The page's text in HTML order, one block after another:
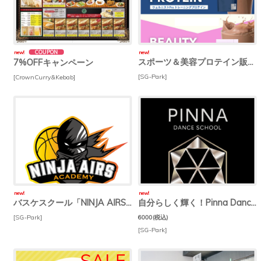
new!
7%OFFキャンペーン
[CrownCurry&Kebab]
new!
スポーツ＆美容プロテイン販売中！
[SG-Park]
new!
バスケスクール「NINJA AIRS ACADEMY」
[SG-Park]
new!
自分らしく輝く！Pinna Dance School
6000(税込)
[SG-Park]